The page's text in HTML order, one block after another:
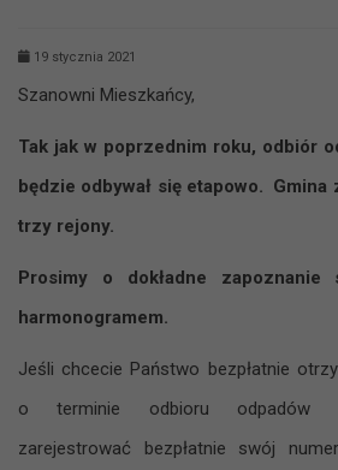
19 stycznia 2021
Szanowni Mieszkańcy,
Tak jak w poprzednim roku, odbiór
będzie odbywał się etapowo. Gmina
trzy rejony.
Prosimy o dokładne
harmonogramem.
Jeśli chcecie Państwo bezpłatnie
o terminie odbioru odpadów
zarejestrować bezpłatnie swój